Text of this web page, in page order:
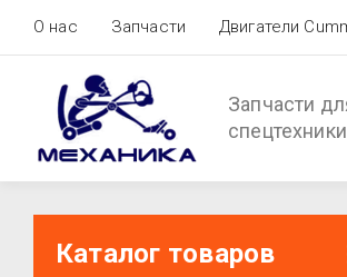
О нас Запчасти Двигатели
Запчасти
Каталог товаров